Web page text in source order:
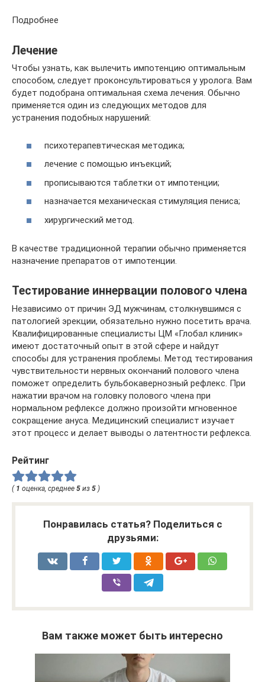
Подробнее
Лечение
Чтобы узнать, как вылечить импотенцию оптимальным
способом, следует проконсультироваться у уролога. Вам
будет подобрана оптимальная схема лечения. Обычно
применяется один из следующих методов для
устранения подобных нарушений:
психотерапевтическая методика;
лечение с помощью инъекций;
прописываются таблетки от импотенции;
назначается механическая стимуляция пениса;
хирургический метод.
В качестве традиционной терапии обычно применяется
назначение препаратов от импотенции.
Тестирование иннервации полового члена
Независимо от причин ЭД мужчинам, столкнувшимся с
патологией эрекции, обязательно нужно посетить врача.
Квалифицированные специалисты ЦМ «Глобал клиник»
имеют достаточный опыт в этой сфере и найдут
способы для устранения проблемы. Метод тестирования
чувствительности нервных окончаний полового члена
поможет определить бульбокавернозный рефлекс. При
нажатии врачом на головку полового члена при
нормальном рефлексе должно произойти мгновенное
сокращение ануса. Медицинский специалист изучает
этот процесс и делает выводы о латентности рефлекса.
Рейтинг
( 1 оценка, среднее 5 из 5 )
Понравилась статья? Поделиться с
друзьями:
Вам также может быть интересно